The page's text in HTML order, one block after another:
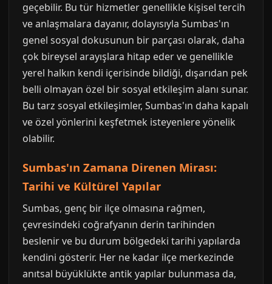
geçebilir. Bu tür hizmetler genellikle kişisel tercih
ve anlaşmalara dayanır, dolayısıyla Sumbas'ın
genel sosyal dokusunun bir parçası olarak, daha
çok bireysel arayışlara hitap eder ve genellikle
yerel halkın kendi içerisinde bildiği, dışarıdan pek
belli olmayan özel bir sosyal etkileşim alanı sunar.
Bu tarz sosyal etkileşimler, Sumbas'ın daha kapalı
ve özel yönlerini keşfetmek isteyenlere yönelik
olabilir.
Sumbas'ın Zamana Direnen Mirası:
Tarihi ve Kültürel Yapılar
Sumbas, genç bir ilçe olmasına rağmen,
çevresindeki coğrafyanın derin tarihinden
beslenir ve bu durum bölgedeki tarihi yapılarda
kendini gösterir. Her ne kadar ilçe merkezinde
anıtsal büyüklükte antik yapılar bulunmasa da,